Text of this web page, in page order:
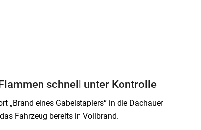
schnell unter Kontrolle
„Brand eines Gabelstaplers“ in die Dachauer
Fahrzeug bereits in Vollbrand.